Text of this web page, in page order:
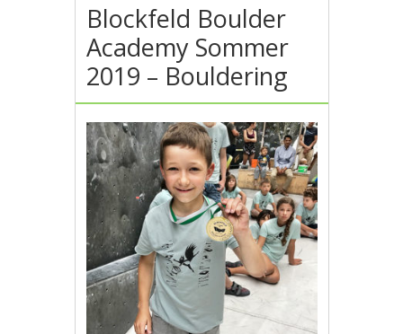
Blockfeld Boulder
Academy Sommer
2019 – Bouldering